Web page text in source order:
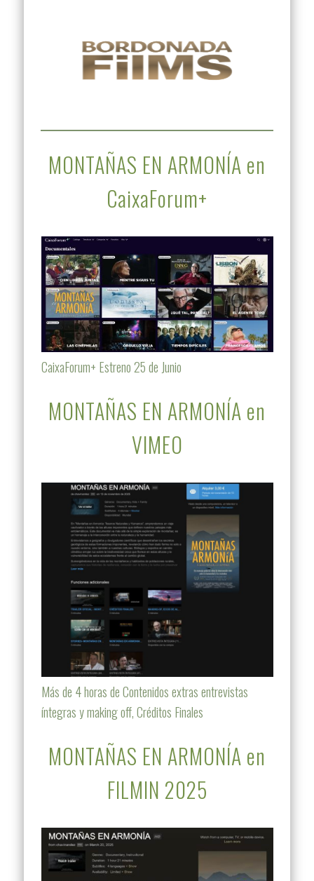
MONTAÑAS EN ARMONÍA en
CaixaForum+
CaixaForum+ Estreno 25 de Junio
MONTAÑAS EN ARMONÍA en
VIMEO
Más de 4 horas de Contenidos extras entrevistas
íntegras y making off, Créditos Finales
MONTAÑAS EN ARMONÍA en
FILMIN 2025